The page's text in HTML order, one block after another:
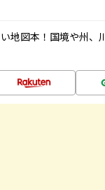
地図本！国境や州、